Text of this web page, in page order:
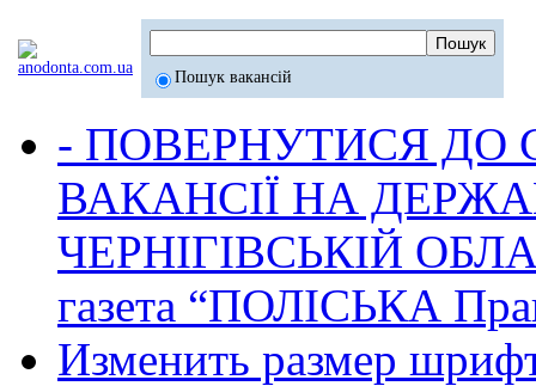
Пошук вакансій
- ПОВЕРНУТИСЯ ДО
ВАКАНСІЇ НА
ЧЕРНІГІВСЬКІЙ
газета “ПОЛІСЬКА
Изменить размер